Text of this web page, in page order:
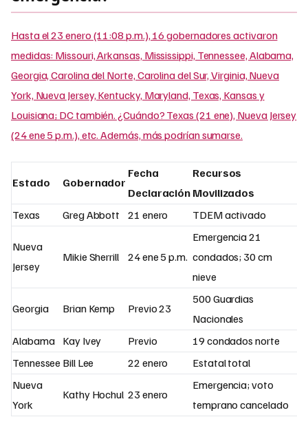
Hasta el 23 enero (11:08 p.m.), 16 gobernadores activaron
medidas: Missouri, Arkansas, Mississippi, Tennessee, Alabama,
Georgia, Carolina del Norte, Carolina del Sur, Virginia, Nueva
York, Nueva Jersey, Kentucky, Maryland, Texas, Kansas y
Louisiana; DC también. ¿Cuándo? Texas (21 ene), Nueva Jersey
(24 ene 5 p.m.), etc. Además, más podrían sumarse.
Estado Gobernador
Fecha
Declaración
Recursos
Movilizados
Texas
Greg Abbott 21 enero TDEM activado
Nueva
Jersey
Mikie Sherrill 24 ene 5 p.m.
Emergencia 21
condados; 30 cm
nieve
Georgia Brian Kemp Previo 23
500 Guardias
Nacionales
Alabama
Kay Ivey Previo
19 condados norte
Tennessee Bill Lee 22 enero
Estatal total
Nueva
York
Kathy Hochul 23 enero
Emergencia; voto
temprano cancelado